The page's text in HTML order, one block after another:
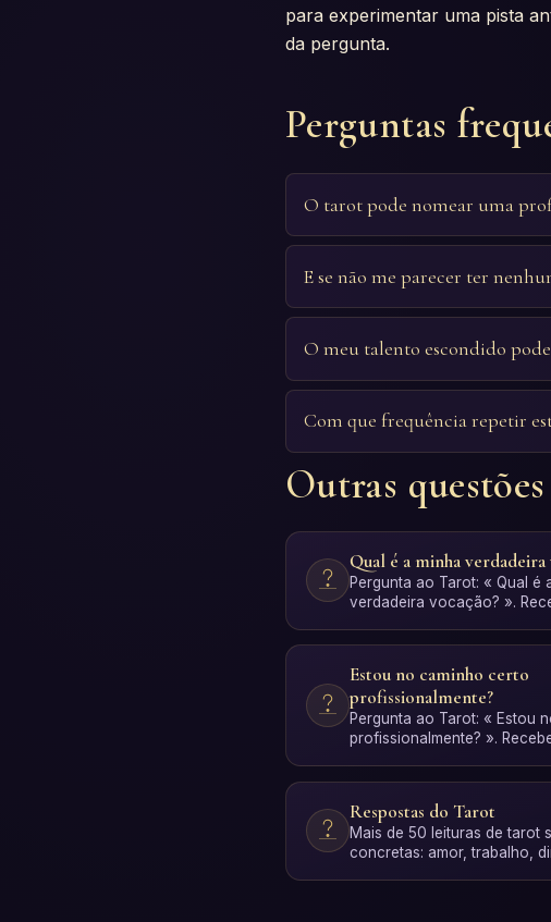
para experimentar uma pista
da pergunta.
Perguntas
O tarot pode nomear uma
E se não me parecer ter
O meu talento escondido
Com que frequência repetir
Outras
Qual é a minha verdadeira
Pergunta ao Tarot: « Qual é
verdadeira vocação? ».
Estou no caminho certo
profissionalmente?
Pergunta ao Tarot: « Estou
profissionalmente? ».
Respostas do Tarot
Mais de 50 leituras de tarot
concretas: amor, trabalho,